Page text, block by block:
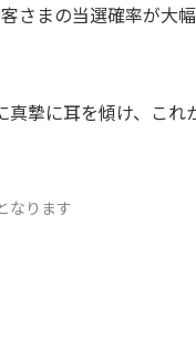
さまの当選確率が大
摯に耳を傾け、こ
なります